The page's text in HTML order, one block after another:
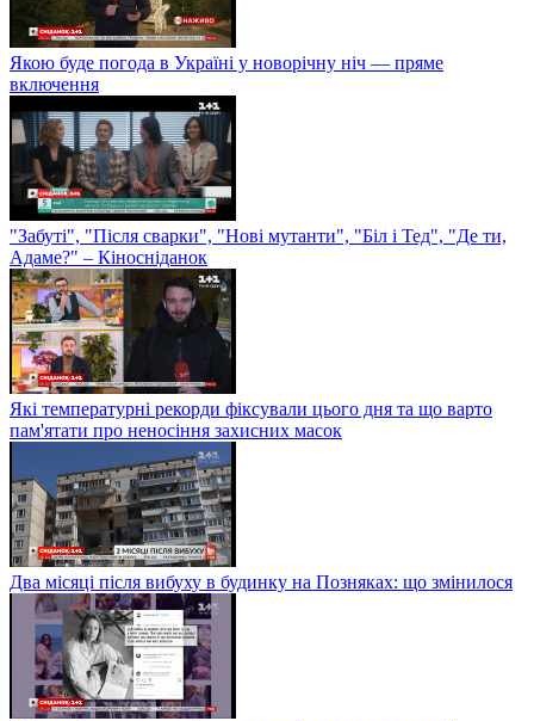
Якою буде погода в Україні у новорічну ніч — пряме
включення
"Забуті", "Після сварки", "Нові мутанти", "Біл і Тед", "Де ти,
Адаме?" – Кіносніданок
Які температурні рекорди фіксували цього дня та що варто
пам'ятати про неносіння захисних масок
Два місяці після вибуху в будинку на Позняках: що змінилося